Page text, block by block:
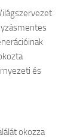
és
okozza